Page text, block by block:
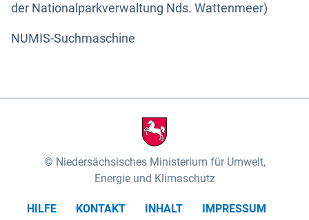
der Nationalparkverwaltung Nds. Wattenmeer)
NUMIS-Suchmaschine
Niedersächsisches Ministerium für Umwelt,
Energie und Klimaschutz
HILFE KONTAKT INHALT
IMPRESSUM